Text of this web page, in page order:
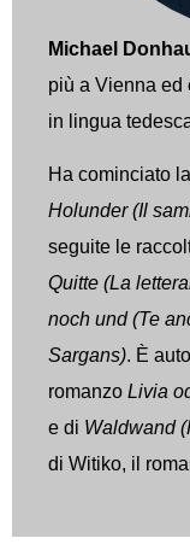
Michael
più a Vienna ed
in lingua
Ha cominciato
Holunder (Il
seguite le
Quitte (La
noch und (Te
Sargans). È
romanzo Livia
e di Waldwand
di Witiko, il